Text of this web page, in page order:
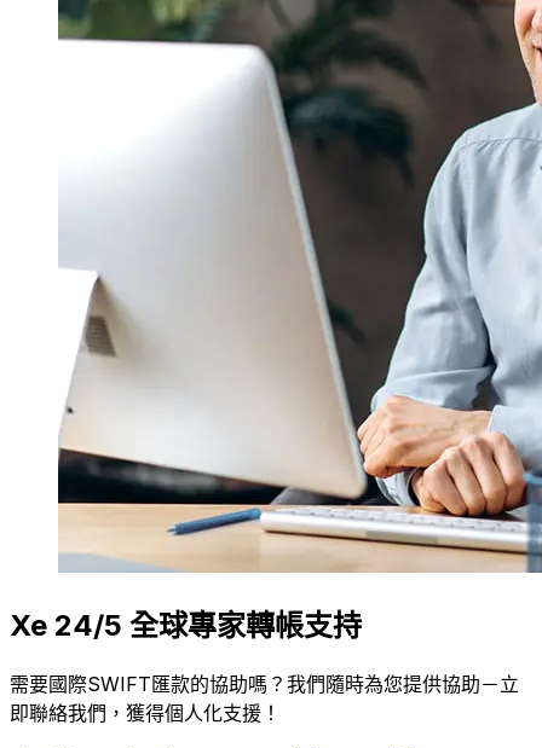
Xe 24/5 全球專家轉帳支持
需要國際SWIFT匯款的協助嗎？我們隨時為您提供協助－立
即聯絡我們，獲得個人化支援！